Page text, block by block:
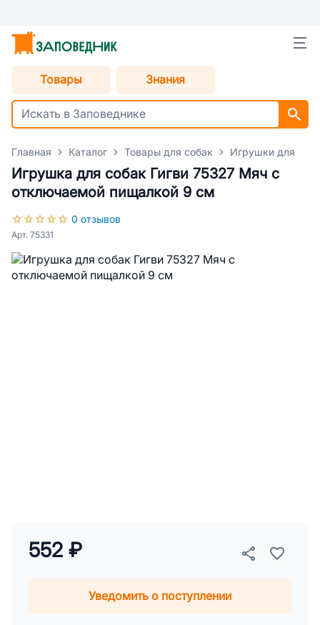
Товары Знания
Главная Каталог Товары для собак Игрушки для
Игрушка для собак Гигви 75327 Мяч с
отключаемой пищалкой 9 см
0 отзывов
Арт. 75331
552 ₽
Уведомить о поступлении